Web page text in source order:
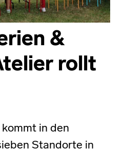
&
rollt
in den
Standorte in